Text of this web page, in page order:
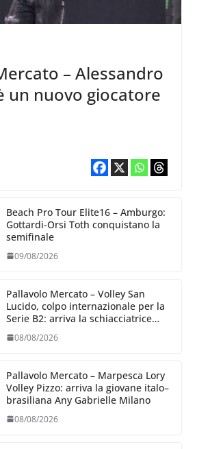
– Alessandro
un nuovo giocatore
Beach Pro Tour Elite16 – Amburgo:
Gottardi-Orsi Toth conquistano la
semifinale
09/08/2026
Pallavolo Mercato – Volley San
Lucido, colpo internazionale per la
Serie B2: arriva la schiacciatrice
08/08/2026
Pallavolo Mercato – Marpesca Lory
Volley Pizzo: arriva la giovane italo–
brasiliana Any Gabrielle Milano
08/08/2026